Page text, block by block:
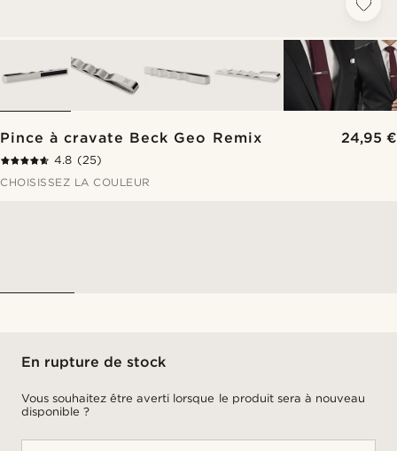
Pince à cravate Beck Geo Remix 24,95 €
4.8 (25)
CHOISISSEZ LA COULEUR
En rupture de stock
Vous souhaitez être averti lorsque le produit sera à nouveau
disponible ?